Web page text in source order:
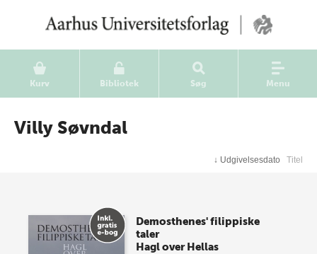
Kurv Bibliotek Søg Menu
Villy Søvndal
↓ Udgivelsesdato Titel
Demosthenes' filippiske
taler
Hagl over Hellas